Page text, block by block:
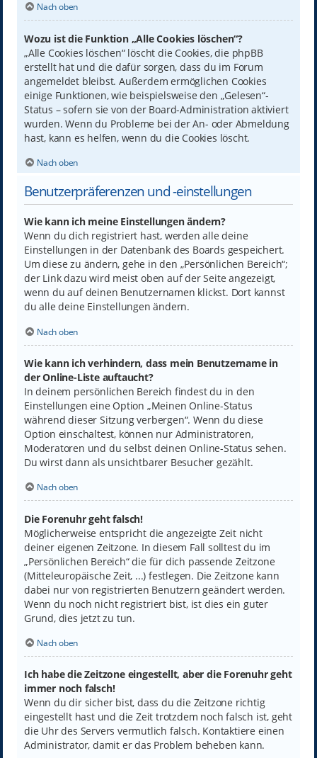
Nach oben
Wozu ist die Funktion „Alle Cookies löschen“?
„Alle Cookies löschen“ löscht die Cookies, die phpBB
erstellt hat und die dafür sorgen, dass du im Forum
angemeldet bleibst. Außerdem ermöglichen Cookies
einige Funktionen, wie beispielsweise den „Gelesen“-
Status – sofern sie von der Board-Administration aktiviert
wurden. Wenn du Probleme bei der An- oder Abmeldung
hast, kann es helfen, wenn du die Cookies löscht.
Nach oben
Benutzerpräferenzen und -einstellungen
Wie kann ich meine Einstellungen ändern?
Wenn du dich registriert hast, werden alle deine
Einstellungen in der Datenbank des Boards gespeichert.
Um diese zu ändern, gehe in den „Persönlichen Bereich“;
der Link dazu wird meist oben auf der Seite angezeigt,
wenn du auf deinen Benutzernamen klickst. Dort kannst
du alle deine Einstellungen ändern.
Nach oben
Wie kann ich verhindern, dass mein Benutzername in
der Online-Liste auftaucht?
In deinem persönlichen Bereich findest du in den
Einstellungen eine Option „Meinen Online-Status
während dieser Sitzung verbergen“. Wenn du diese
Option einschaltest, können nur Administratoren,
Moderatoren und du selbst deinen Online-Status sehen.
Du wirst dann als unsichtbarer Besucher gezählt.
Nach oben
Die Forenuhr geht falsch!
Möglicherweise entspricht die angezeigte Zeit nicht
deiner eigenen Zeitzone. In diesem Fall solltest du im
„Persönlichen Bereich“ die für dich passende Zeitzone
(Mitteleuropäische Zeit, ...) festlegen. Die Zeitzone kann
dabei nur von registrierten Benutzern geändert werden.
Wenn du noch nicht registriert bist, ist dies ein guter
Grund, dies jetzt zu tun.
Nach oben
Ich habe die Zeitzone eingestellt, aber die Forenuhr geht
immer noch falsch!
Wenn du dir sicher bist, dass du die Zeitzone richtig
eingestellt hast und die Zeit trotzdem noch falsch ist, geht
die Uhr des Servers vermutlich falsch. Kontaktiere einen
Administrator, damit er das Problem beheben kann.